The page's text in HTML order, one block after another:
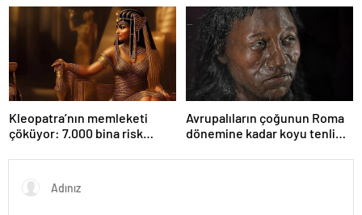
Kleopatra’nın memleketi
çöküyor: 7.000 bina risk
Avrupalıların çoğunun Roma
dönemine kadar koyu tenli